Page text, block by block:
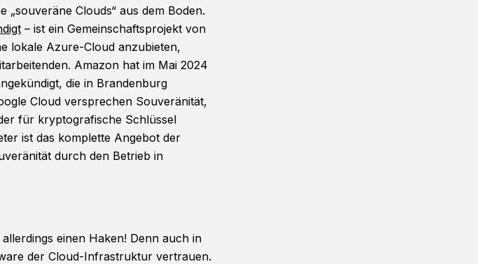
Clouds“ aus dem Boden.
– ist ein Gemeinschaftsprojekt von
lokale Azure-Cloud anzubieten,
Amazon hat im Mai 2024
die in Brandenburg
Cloud versprechen Souveränität,
für kryptografische Schlüssel
ist das komplette Angebot der
durch den Betrieb in
einen Haken! Denn auch in
der Cloud-Infrastruktur vertrauen.